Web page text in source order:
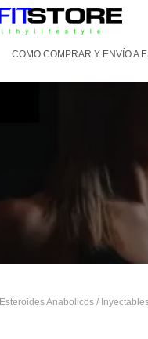
COMO COMPRAR Y ENVÍO A
Esteroides Anabolicos /